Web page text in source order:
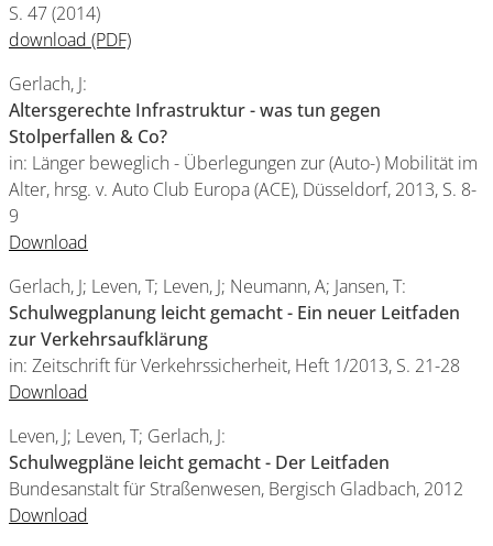
S. 47 (2014)
download (PDF)
Gerlach, J:
Altersgerechte Infrastruktur - was tun gegen
Stolperfallen & Co?
in: Länger beweglich - Überlegungen zur (Auto-) Mobilität im
Alter, hrsg. v. Auto Club Europa (ACE), Düsseldorf, 2013, S. 8-
9
Download
Gerlach, J; Leven, T; Leven, J; Neumann, A; Jansen, T:
Schulwegplanung leicht gemacht - Ein neuer Leitfaden
zur Verkehrsaufklärung
in: Zeitschrift für Verkehrssicherheit, Heft 1/2013, S. 21-28
Download
Leven, J; Leven, T; Gerlach, J:
Schulwegpläne leicht gemacht - Der Leitfaden
Bundesanstalt für Straßenwesen, Bergisch Gladbach, 2012
Download